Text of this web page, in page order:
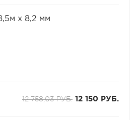
x 8,2 мм
12 758,03 РУБ. 12 150 РУБ.